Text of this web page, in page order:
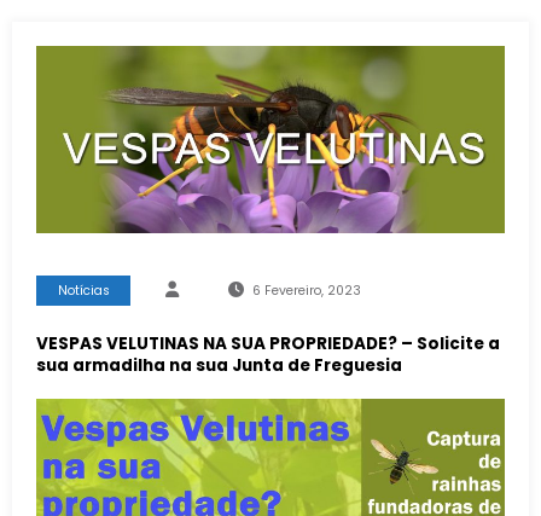
Notícias 6 Fevereiro, 2023
VESPAS VELUTINAS NA SUA PROPRIEDADE? – Solicite a
sua armadilha na sua Junta de Freguesia